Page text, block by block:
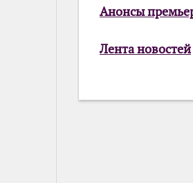
Анонсы
Лента новостей